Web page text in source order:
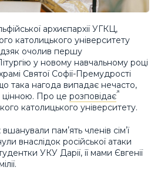
архиєпархії УГКЦ,
католицького університету
очолив першу
у новому навчальному році
Святої Софії-Премудрості
така нагода випадає нечасто,
цінною. Про це розповідає
католицького університету.
памʼять членів сімʼї
внаслідок російської атаки
УКУ Дарії, її мами Євгенії